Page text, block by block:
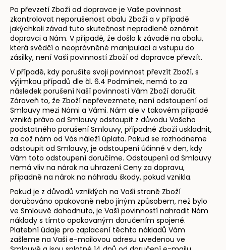
Po převzetí Zboží od dopravce je Vaše povinnost
zkontrolovat neporušenost obalu Zboží a v případě
jakýchkoli závad tuto skutečnost neprodleně oznámit
dopravci a Nám. V případě, že došlo k závadě na obalu,
která svědčí o neoprávněné manipulaci a vstupu do
zásilky, není Vaší povinností Zboží od dopravce převzít.
V případě, kdy porušíte svoji povinnost převzít Zboží, s
výjimkou případů dle čl. 6.4 Podmínek, nemá to za
následek porušení Naší povinnosti Vám Zboží doručit.
Zároveň to, že Zboží nepřevezmete, není odstoupení od
Smlouvy mezi Námi a Vámi. Nám ale v takovém případě
vzniká právo od Smlouvy odstoupit z důvodu Vašeho
podstatného porušení Smlouvy, případně Zboží uskladnit,
za což nám od Vás náleží úplata. Pokud se rozhodneme
odstoupit od Smlouvy, je odstoupení účinné v den, kdy
Vám toto odstoupení doručíme. Odstoupení od Smlouvy
nemá vliv na nárok na uhrazení Ceny za dopravu,
případně na nárok na náhradu škody, pokud vznikla.
Pokud je z důvodů vzniklých na Vaší straně Zboží
doručováno opakovaně nebo jiným způsobem, než bylo
ve Smlouvě dohodnuto, je Vaší povinností nahradit Nám
náklady s tímto opakovaným doručením spojené.
Platební údaje pro zaplacení těchto nákladů Vám
zašleme na Vaši e-mailovou adresu uvedenou ve